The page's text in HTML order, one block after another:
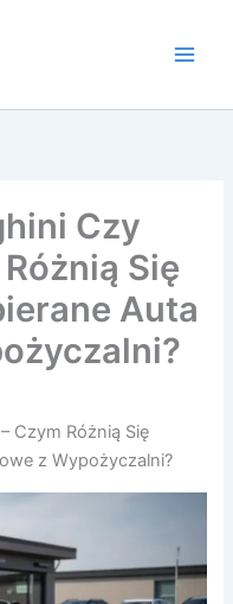
Czy
Się
Auta
Czym Różnią Się
z Wypożyczalni?